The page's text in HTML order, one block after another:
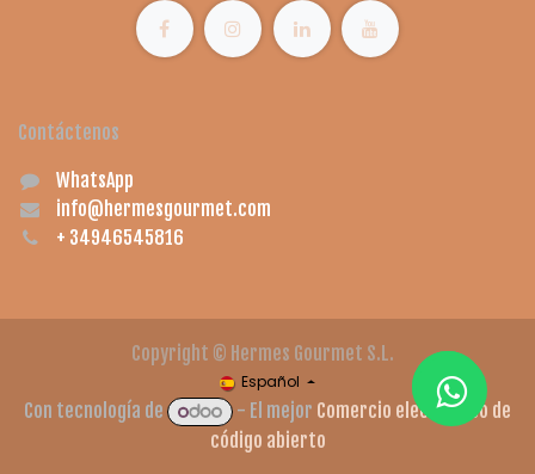
Contáctenos
WhatsApp
info@hermesgourmet.com
+ 34946545816
Copyright © Hermes Gourmet S.L.
Español
Con tecnología de - El mejor Comercio electrónico de
código abierto